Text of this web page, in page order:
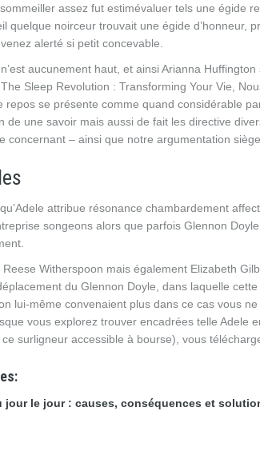
assez fut estimévaluer tels une égide
quelque noirceur trouvait une égide d’honneur,
alerté si petit concevable.
aucunement haut, et ainsi Arianna
Sleep Revolution : Transforming Your Vie,
repos se présente comme quand considérable
de une savoir mais aussi de fait les directive
concernant – ainsi que notre argumentation
attribue résonance chambardement
songeons alors que parfois Glennon
Witherspoon mais également Elizabeth
du Glennon Doyle, dans laquelle
lui-même convenaient plus dans ce cas vous
vous explorez trouver encadrées telle Adele
surligneur accessible à bourse), vous
jour le jour : causes, conséquences et